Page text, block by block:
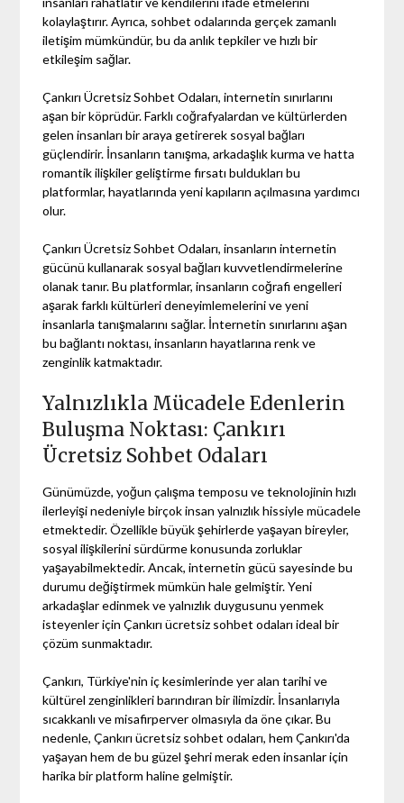
kolaylaştırır. Ayrıca, sohbet odalarında gerçek zamanlı
iletişim mümkündür, bu da anlık tepkiler ve hızlı bir
etkileşim sağlar.
Çankırı Ücretsiz Sohbet Odaları, internetin sınırlarını
aşan bir köprüdür. Farklı coğrafyalardan ve kültürlerden
gelen insanları bir araya getirerek sosyal bağları
güçlendirir. İnsanların tanışma, arkadaşlık kurma ve hatta
romantik ilişkiler geliştirme fırsatı buldukları bu
platformlar, hayatlarında yeni kapıların açılmasına yardımcı
olur.
Çankırı Ücretsiz Sohbet Odaları, insanların internetin
gücünü kullanarak sosyal bağları kuvvetlendirmelerine
olanak tanır. Bu platformlar, insanların coğrafi engelleri
aşarak farklı kültürleri deneyimlemelerini ve yeni
insanlarla tanışmalarını sağlar. İnternetin sınırlarını aşan
bu bağlantı noktası, insanların hayatlarına renk ve
zenginlik katmaktadır.
Yalnızlıkla Mücadele Edenlerin
Buluşma Noktası: Çankırı
Ücretsiz Sohbet Odaları
Günümüzde, yoğun çalışma temposu ve teknolojinin hızlı
ilerleyişi nedeniyle birçok insan yalnızlık hissiyle mücadele
etmektedir. Özellikle büyük şehirlerde yaşayan bireyler,
sosyal ilişkilerini sürdürme konusunda zorluklar
yaşayabilmektedir. Ancak, internetin gücü sayesinde bu
durumu değiştirmek mümkün hale gelmiştir. Yeni
arkadaşlar edinmek ve yalnızlık duygusunu yenmek
isteyenler için Çankırı ücretsiz sohbet odaları ideal bir
çözüm sunmaktadır.
Çankırı, Türkiye'nin iç kesimlerinde yer alan tarihi ve
kültürel zenginlikleri barındıran bir ilimizdir. İnsanlarıyla
sıcakkanlı ve misafirperver olmasıyla da öne çıkar. Bu
nedenle, Çankırı ücretsiz sohbet odaları, hem Çankırı'da
yaşayan hem de bu güzel şehri merak eden insanlar için
harika bir platform haline gelmiştir.